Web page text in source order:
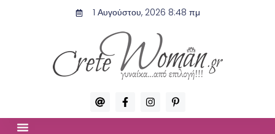
1 Αυγούστου, 2026 8:48 πμ
A
t
F
a
c
I
n
s
P
i
n